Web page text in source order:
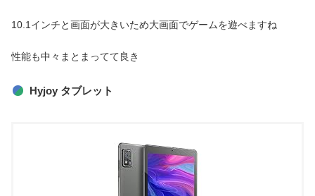
10.1インチと画面が大きいため大画面でゲームを遊べますね
性能も中々まとまってて良き
Hyjoy タブレット